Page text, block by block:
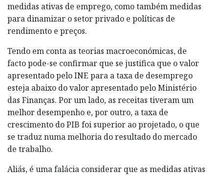
medidas ativas de emprego, como também medidas
para dinamizar o setor privado e políticas de
rendimento e preços.
Tendo em conta as teorias macroeconómicas, de
facto pode-se confirmar que se justifica que o valor
apresentado pelo INE para a taxa de desemprego
esteja abaixo do valor apresentado pelo Ministério
das Finanças. Por um lado, as receitas tiveram um
melhor desempenho e, por outro, a taxa de
crescimento do PIB foi superior ao projetado, o que
se traduz numa melhoria do resultado do mercado
de trabalho.
Aliás, é uma falácia considerar que as medidas ativas